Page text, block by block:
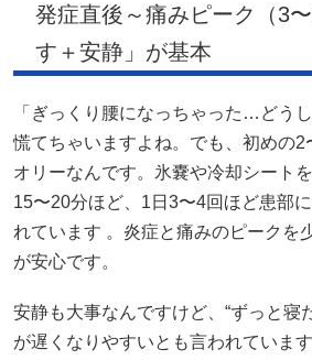
発症直後～痛みピーク（3
す＋安静」が基本
「ぎっくり腰になっちゃった…どう
慌てちゃいますよね。でも、初めの2
オリーなんです。氷嚢や冷却シート
15〜20分ほど、1日3〜4回ほど患部
れています 。炎症と痛みのピークを
が安心です。
安静も大事なんですけど、“ずっと寝
が遅くなりやすいとも言われていま